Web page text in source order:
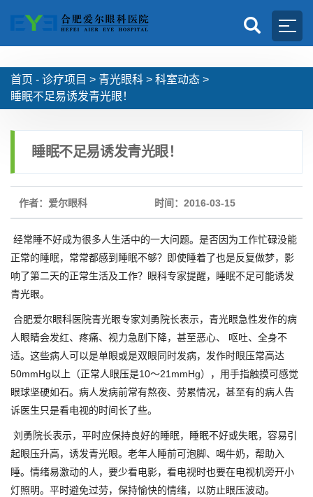
首页 - 诊疗项目 > 青光眼科 > 科室动态 >
睡眠不足易诱发青光眼！
睡眠不足易诱发青光眼！
作者：爱尔眼科 时间：2016-03-15
经常睡不好成为很多人生活中的一大问题。是否因为工作忙碌没能
正常的睡眠，常常都感到睡眠不够？即使睡着了也是反复做梦，影
响了第二天的正常生活及工作？眼科专家提醒，睡眠不足可能诱发
青光眼。
合肥爱尔眼科医院青光眼专家刘勇院长表示，青光眼急性发作的病
人眼睛会发红、疼痛、视力急剧下降，甚至恶心、 呕吐、全身不
适。这些病人可以是单眼或是双眼同时发病，发作时眼压常高达
50mmHg以上（正常人眼压是10～21mmHg），用手指触摸可感觉
眼球坚硬如石。病人发病前常有熬夜、劳累情况，甚至有的病人告
诉医生只是看电视的时间长了些。
刘勇院长表示，平时应保持良好的睡眠，睡眠不好或失眠，容易引
起眼压升高，诱发青光眼。老年人睡前可泡脚、喝牛奶，帮助入
睡。情绪易激动的人，要少看电影，看电视时也要在电视机旁开小
灯照明。平时避免过劳，保持愉快的情绪，以防止眼压波动。